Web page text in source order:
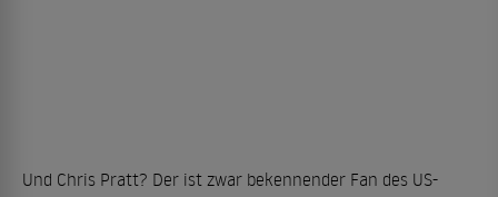
Und Chris Pratt? Der ist zwar bekennender Fan des US-